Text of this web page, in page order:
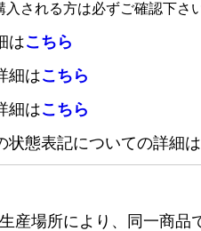
される方は必ずご確認下さい
はこちら
細はこちら
細はこちら
状態表記についての詳細は
産場所により、同一商品